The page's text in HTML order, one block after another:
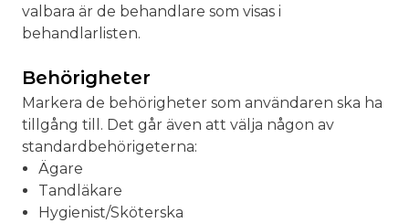
valbara är de behandlare som visas i
behandlarlisten.
Behörigheter
Markera de behörigheter som användaren ska ha
tillgång till. Det går även att välja någon av
standardbehörigeterna:
Ägare
Tandläkare
Hygienist/Sköterska